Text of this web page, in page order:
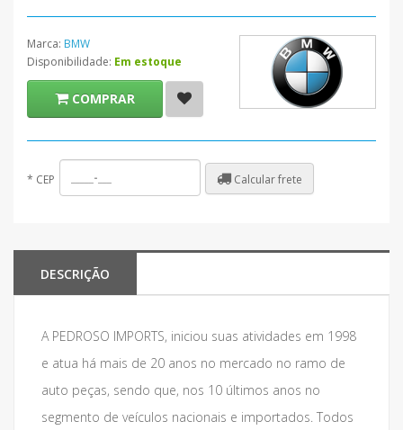
Marca: BMW
Disponibilidade: Em estoque
COMPRAR
* CEP Calcular frete
DESCRIÇÃO
A PEDROSO IMPORTS, iniciou suas atividades em 1998
e atua há mais de 20 anos no mercado no ramo de
auto peças, sendo que, nos 10 últimos anos no
segmento de veículos nacionais e importados. Todos